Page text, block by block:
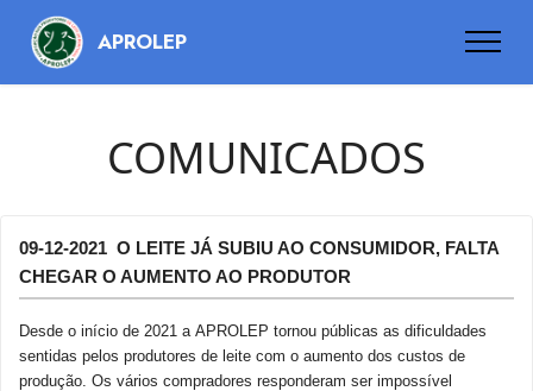
APROLEP
COMUNICADOS
09-12-2021 O LEITE JÁ SUBIU AO CONSUMIDOR, FALTA
CHEGAR O AUMENTO AO PRODUTOR
Desde o início de 2021 a APROLEP tornou públicas as dificuldades
sentidas pelos produtores de leite com o aumento dos custos de
produção. Os vários compradores responderam ser impossível